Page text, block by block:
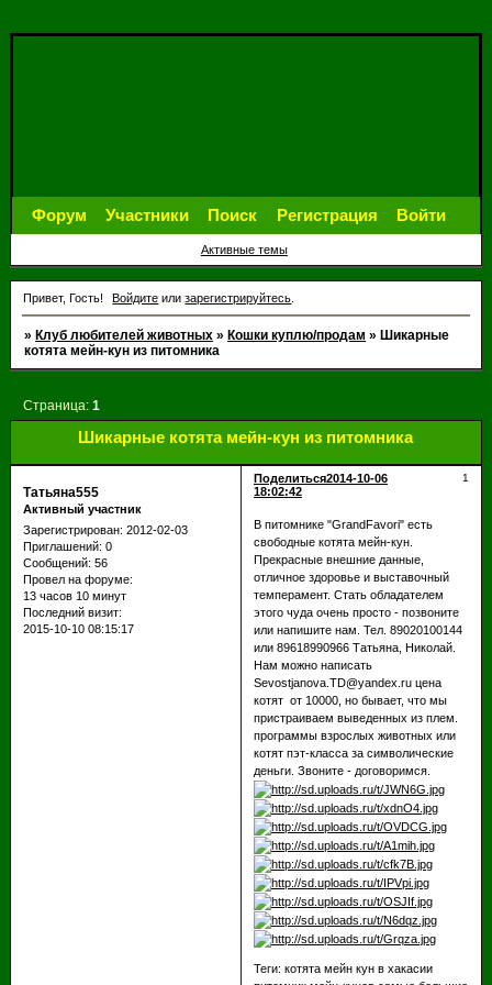
Форум Участники Поиск Регистрация Войти
Активные темы
Привет, Гость! Войдите илизарегистрируйтесь
»Клуб любителей животных »Кошки куплю/продам »Шикарные
котята мейн-кун из питомника
Шикарные котята мейн-кун из питомника
Страница:1
Поделиться 1
2014-10-06
18:02:42
Татьяна555
Активный участник
Зарегистрирован: 2012-02-03
Приглашений: 0
Сообщений: 56
Провел на форуме:
13 часов 10 минут
Последний визит:
2015-10-10 08:15:17
В питомнике "GrandFavori" есть
свободные котята мейн-кун.
Прекрасные внешние данные,
отличное здоровье и выставочный
темперамент. Стать обладателем
этого чуда очень просто - позвоните
или напишите нам. Тел. 89020100144
или 89618990966 Татьяна, Николай.
Нам можно написать
Sevostjanova.TD@yandex.ru цена
котят от 10000, но бывает, что мы
пристраиваем выведенных из плем.
программы взрослых животных или
котят пэт-класса за символические
деньги. Звоните - договоримся.
Теги: котята мейн кун в хакасии